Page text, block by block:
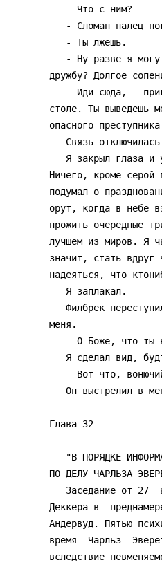
дружбу? Долгое
столе. Ты выведешь
опасного
Ничего, кроме серой
подумал о
орут, когда в небе
прожить очередные
лучшем из миров. Я
значит, стать
надеяться, что
меня.
Глава 32
ПО ДЕЛУ ЧАРЛЬЗА
Деккера в
Андервуд. Пятью
время  Чарльз
вследствие